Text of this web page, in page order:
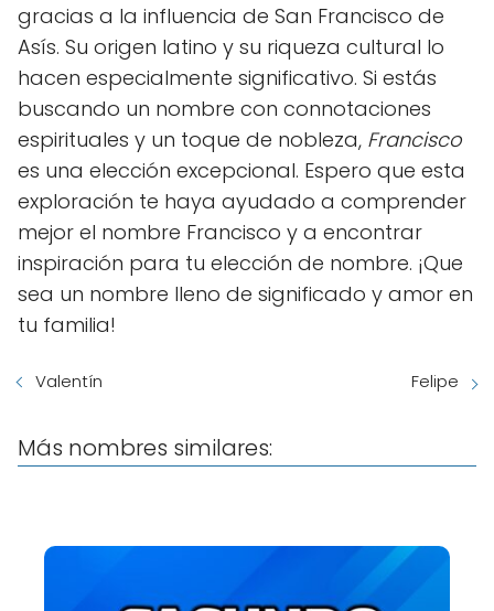
gracias a la influencia de San Francisco de
Asís. Su origen latino y su riqueza cultural lo
hacen especialmente significativo. Si estás
buscando un nombre con connotaciones
espirituales y un toque de nobleza, Francisco
es una elección excepcional. Espero que esta
exploración te haya ayudado a comprender
mejor el nombre Francisco y a encontrar
inspiración para tu elección de nombre. ¡Que
sea un nombre lleno de significado y amor en
tu familia!
Valentín Felipe
Más nombres similares: